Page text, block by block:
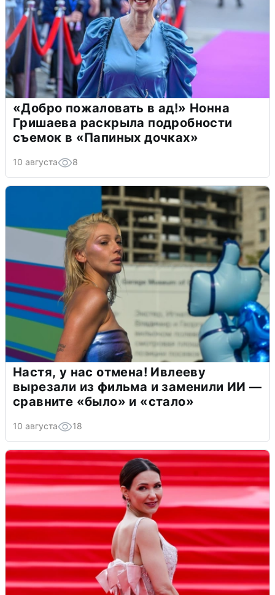
«Добро пожаловать в ад!» Нонна
Гришаева раскрыла подробности
съемок в «Папиных дочках»
10 августа 8
Настя, у нас отмена! Ивлееву
вырезали из фильма и заменили ИИ —
сравните «было» и «стало»
10 августа 18